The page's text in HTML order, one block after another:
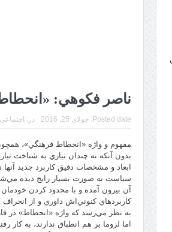
ناصر فكوهي:
Posted date: جولای 25, 2016 در: اجتماعی
مفهوم و واژه «انحطاط فرهنگي»،
بدون آنكه نه چندان نيازي به شناخت
ابعاد و مشخصات دقيق كاربرد جديد
سياست به صورت بسيار رايج ديده
آن بيرون آمده و با محدود كردن
كاربرد‌هاي كنوني‌اش داوري و از
به نظر مي‌رسد كه واژه «انحطاط» در
اما لزوما بر هم انطباق ندارند، به